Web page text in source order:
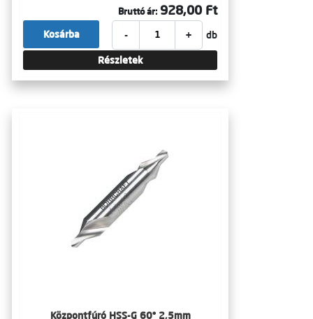
Bruttó ár: 928,00 Ft
- + db
Kosárba
Részletek
Központfúró HSS-G 60° 2,5mm